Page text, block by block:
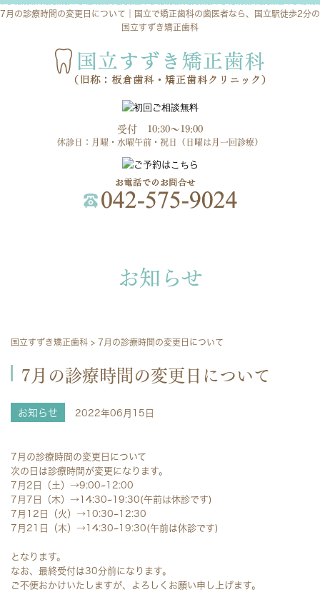
7月の診療時間の変更日について｜国立で矯正歯科の歯医者なら、国立駅徒歩2分の
国立すずき矯正歯科
受付 10:30～19:00
休診日：月曜・水曜午前・祝日（日曜は月一回診療）
お知らせ
国立すずき矯正歯科 > 7月の診療時間の変更日について
7月の診療時間の変更日について
お知らせ 2022年06月15日
7月の診療時間の変更日について
次の日は診療時間が変更になります。
7月2日（土）→9:00~12:00
7月7日（木）→14:30~19:30(午前は休診です)
7月12日（火）→10:30~12:30
7月21日（木）→14:30~19:30(午前は休診です)
となります。
なお、最終受付は30分前になります。
ご不便おかけいたしますが、よろしくお願い申し上げます。